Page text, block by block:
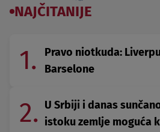
NAJČITANIJE
1.
Pravo niotkuda:
Barselone
2. U Srbiji i danas
istoku zemlje moguća